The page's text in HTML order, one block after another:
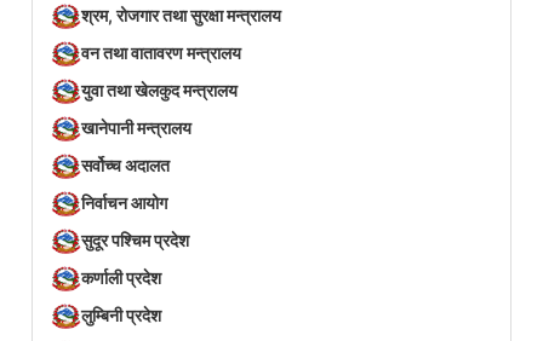
श्रम, रोजगार तथा सुरक्षा मन्त्रालय
वन तथा वातावरण मन्त्रालय
युवा तथा खेलकुद मन्त्रालय
खानेपानी मन्त्रालय
सर्वोच्च अदालत
निर्वाचन आयोग
सुदूर पश्चिम प्रदेश
कर्णाली प्रदेश
लुम्बिनी प्रदेश